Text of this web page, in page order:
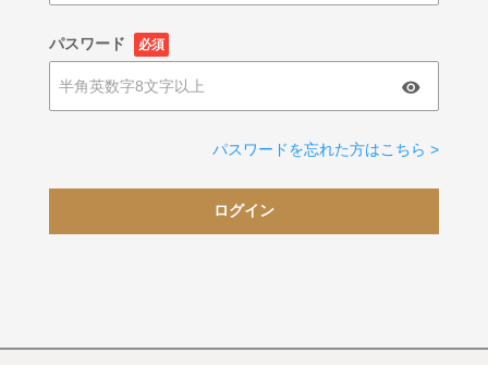
パスワード 必須
パスワードを忘れた方はこちら >
ログイン